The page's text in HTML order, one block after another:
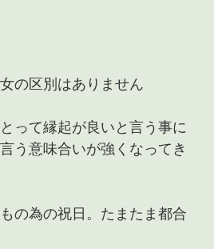
の区別はありません
って縁起が良いと言う事に
う意味合いが強くなってき
の為の祝日。たまたま都合